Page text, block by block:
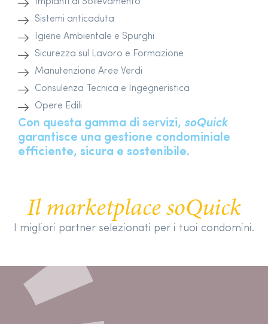
Sistemi anticaduta
Igiene Ambientale e Spurghi
Sicurezza sul Lavoro e Formazione
Manutenzione Aree Verdi
Consulenza Tecnica e Ingegneristica
Opere Edili
Con questa gamma di servizi, soQuick
garantisce una gestione condominiale
efficiente, sicura e sostenibile.
Il marketplace soQuick
I migliori partner selezionati per i tuoi condomini.